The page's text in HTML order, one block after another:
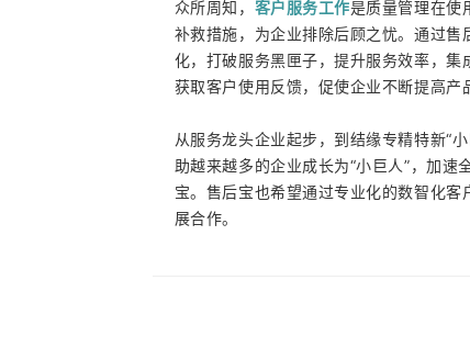
众所周知， 客户服务工作是质量管理在使
补救措施，为企业排除后顾之忧。通过
化，打破服务黑匣子，提升服务效率，
获取客户使用反馈，促使企业不断提高产
从服务龙头企业起步，到结缘专精特新“
助越来越多的企业成长为“小巨人”，加
宝。售后宝也希望通过专业化的数智化
展合作。